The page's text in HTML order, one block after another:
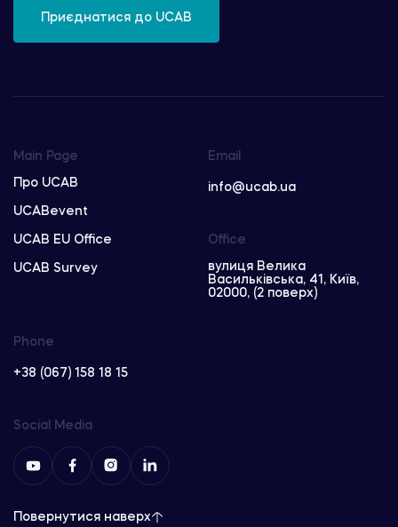
Приєднатися до UCAB
Main Page
Про UCAB
UCABevent
UCAB EU Office
UCAB Survey
Email
info@ucab.ua
Phone
+38 (067) 158 18 15
Office
вулиця Велика
Васильківська, 41, Київ,
02000, (2 поверх)
Social Media
Повернутися наверх